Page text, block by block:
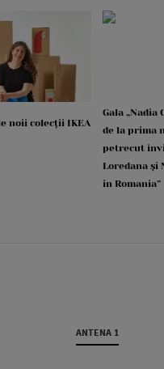
noii colecții IKEA
Gala „Nadia
de la prima
petrecut
Loredana și
in Romania”
ANTENA 1